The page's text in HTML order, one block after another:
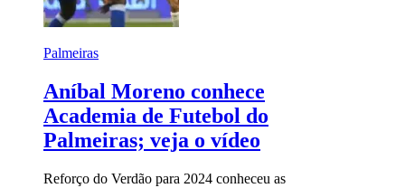
Palmeiras
Aníbal Moreno conhece
Academia de Futebol do
Palmeiras; veja o vídeo
Reforço do Verdão para 2024 conheceu as